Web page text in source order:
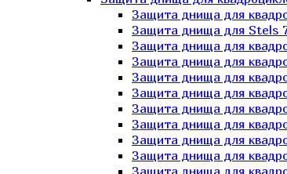
Защита днища для
Защита днища для Stels
Защита днища для
Защита днища для
Защита днища для
Защита днища для
Защита днища для
Защита днища для
Защита днища для
Защита днища для
Защита днища для